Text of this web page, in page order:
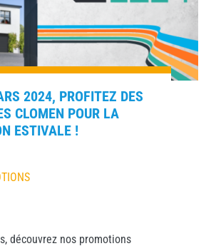
2024, PROFITEZ DES
CLOMEN POUR LA
ESTIVALE !
découvrez nos promotions